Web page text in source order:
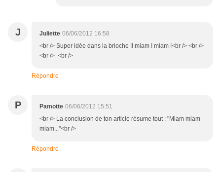
J Juliette 06/06/2012 16:58
<br /> Super idée dans la brioche !! miam ! miam !<br /> <br />
<br /> <br />
Répondre
P Pamotte 06/06/2012 15:51
<br /> La conclusion de ton article résume tout : "Miam miam
miam..."<br />
Répondre